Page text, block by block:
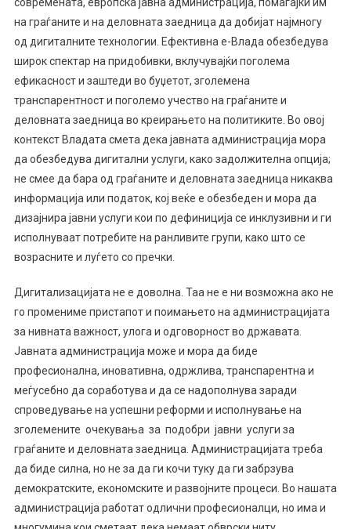
современата, европска јавна администрација, помагајќи им
на граѓаните и на деловната заедница да добијат најмногу
од дигиталните технологии. Ефективна е-Влада обезбедува
широк спектар на придобивки, вклучувајќи поголема
ефикасност и заштеди во буџетот, зголемена
транспарентност и поголемо учество на граѓаните и
деловната заедница во креирањето на политиките. Во овој
контекст Владата смета дека јавната администрација мора
да обезбедува дигитални услуги, како задолжителна опција;
не смее да бара од граѓаните и деловната заедница никаква
информација или податок, кој веќе е обезбеден и мора да
дизајнира јавни услуги кои по дефиниција се инклузивни и ги
исполнуваат потребите на ранливите групи, како што се
возрасните и луѓето со пречки.
Дигитализацијата не е доволна. Таа не е ни возможна ако не
го промениме пристапот и поимањето на администрацијата
за нивната важност, улога и одговорност во државата.
Јавната администрација може и мора да биде
професионална, иновативна, одржлива, транспарентна и
меѓусебно да соработува и да се надополнува заради
спроведување на успешни реформи и исполнување на
зголемените очекувања за подобри јавни услуги за
граѓаните и деловната заедница. Администрацијата треба
да биде силна, но не за да ги кочи туку да ги забрзува
демократските, економските и развојните процеси. Во нашата
администрација работат одлични професионалци, но има и